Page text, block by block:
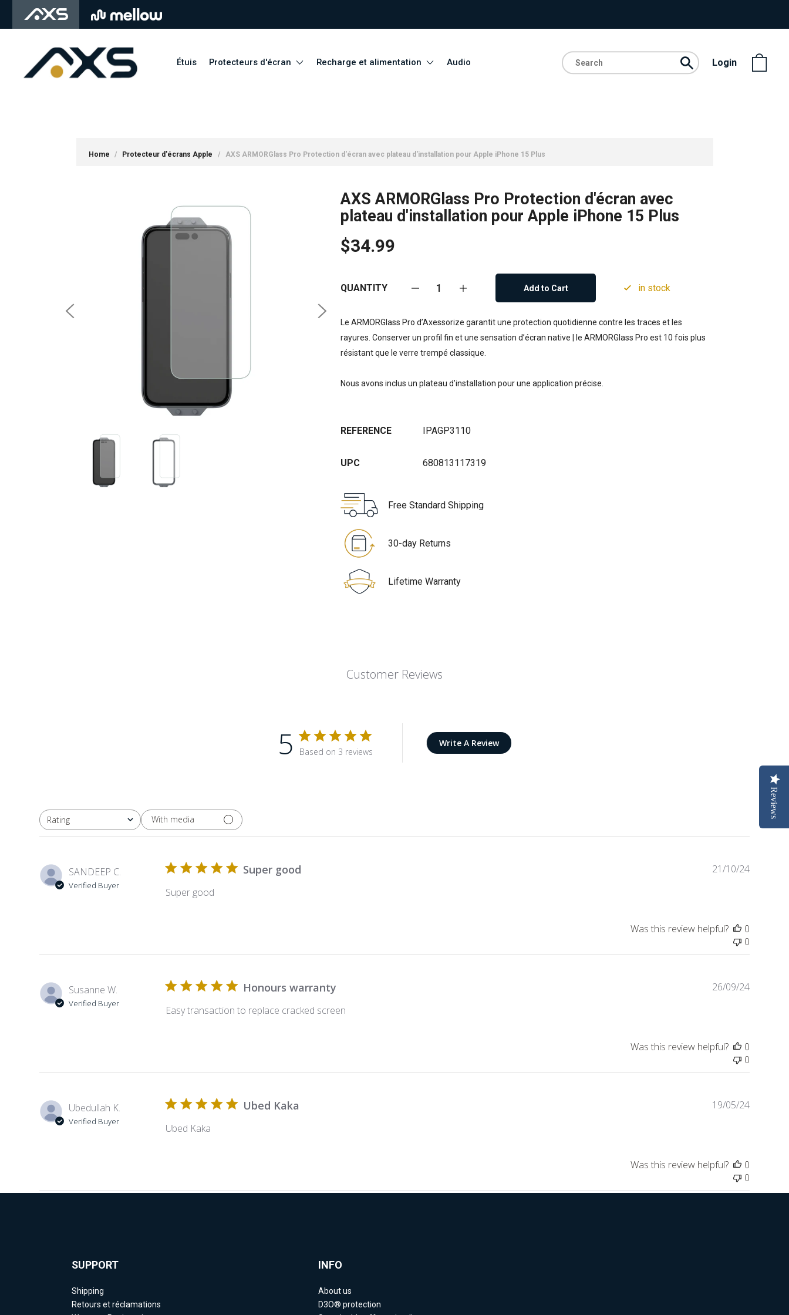
CONTENT
Étuis Protecteurs d'écran Recharge et alimentation Audio Login
Home / Protecteur d'écrans Apple / AXS ARMORGlass Pro Protection d'écran avec plateau d'installation pour Apple iPhone 15 Plus
AXS ARMORGlass Pro Protection d'écran avec
plateau d'installation pour Apple iPhone 15 Plus
$34.99
QUANTITY Add to Cart in stock
Le ARMORGlass Pro d’Axessorize garantit une protection quotidienne contre les traces et les
rayures. Conserver un profil fin et une sensation d’écran native | le ARMORGlass Pro est 10 fois plus
résistant que le verre trempé classique.
Nous avons inclus un plateau d’installation pour une application précise.
REFERENCE IPAGP3110
UPC 680813117319
Free Standard Shipping
30-day Returns
Lifetime Warranty
Customer Reviews
5 Based on 3 reviews
Write A Review
Rating
All ratings With media
SANDEEP C.
Verified Buyer
Super good
Super good
Published
21/10/24
Was this review helpful?
0
0
Susanne W.
Verified Buyer
Honours warranty
Easy transaction to replace cracked screen
Published
26/09/24
Was this review helpful?
0
0
Ubedullah K.
Verified Buyer
Ubed Kaka
Ubed Kaka
Published
19/05/24
Was this review helpful?
0
0
SUPPORT
Shipping
Retours et réclamations
INFO
About us
D3O® protection
Reviews